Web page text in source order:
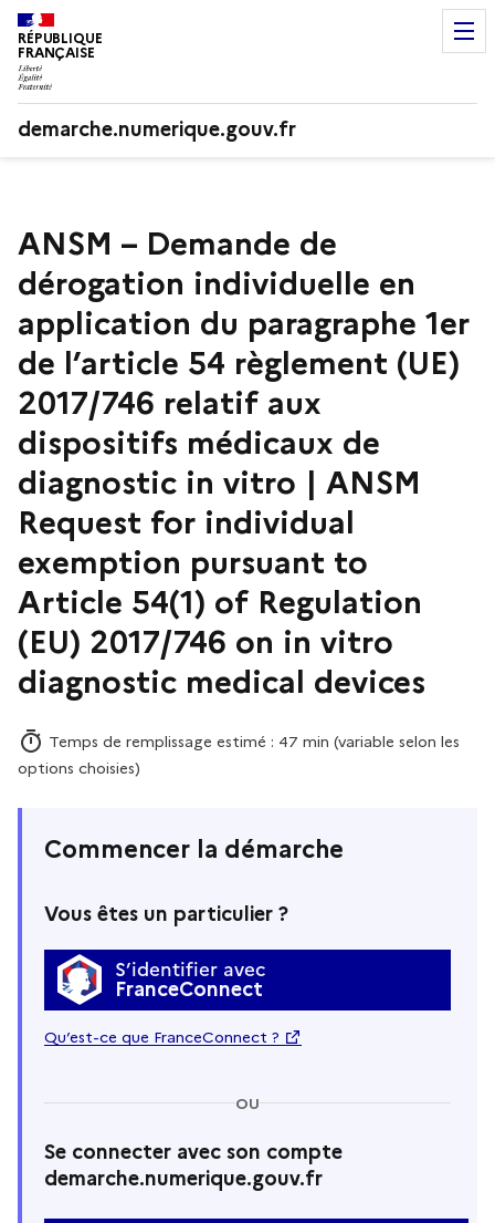
RÉPUBLIQUE
FRANÇAISE
demarche.numerique.gouv.fr
ANSM – Demande de
dérogation individuelle en
application du paragraphe 1er
de l’article 54 règlement (UE)
2017/746 relatif aux
dispositifs médicaux de
diagnostic in vitro | ANSM
Request for individual
exemption pursuant to
Article 54(1) of Regulation
(EU) 2017/746 on in vitro
diagnostic medical devices
Temps de remplissage estimé : 47 min (variable selon les
options choisies)
Commencer la démarche
Vous êtes un particulier ?
S’identifier avec
FranceConnect
Qu’est-ce que FranceConnect ?
OU
Se connecter avec son compte
demarche.numerique.gouv.fr